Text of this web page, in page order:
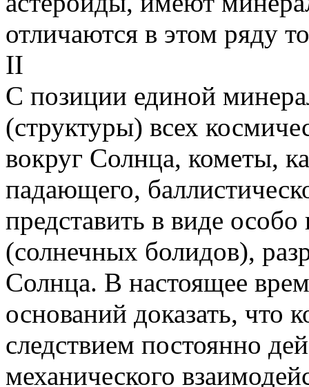
отличаются в этом ряду
II
С позиции единой
(структуры) всех
вокруг Солнца, кометы,
падающего,
представить в виде
(солнечных болидов),
Солнца. В настоящее
оснований доказать, что
следствием постоянно
механического